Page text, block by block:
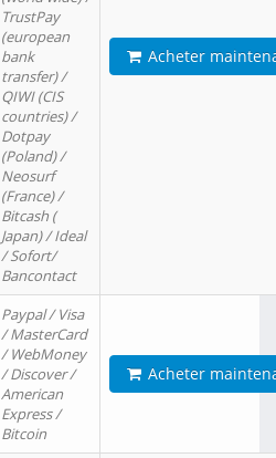
TrustPay
(european
bank
transfer) /
QIWI (CIS
countries) /
Dotpay
(Poland) /
Neosurf
(France) /
Bitcash (
Japan) / Ideal
/ Sofort/
Bancontact
Acheter
Paypal / Visa
/ MasterCard
/ WebMoney
/ Discover /
American
Express /
Bitcoin
Acheter